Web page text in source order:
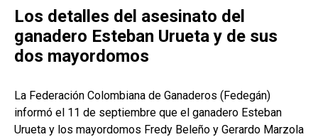
Los detalles del asesinato del
ganadero Esteban Urueta y de sus
dos mayordomos
La Federación Colombiana de Ganaderos (Fedegán)
informó el 11 de septiembre que el ganadero Esteban
Urueta y los mayordomos Fredy Beleño y Gerardo Marzola